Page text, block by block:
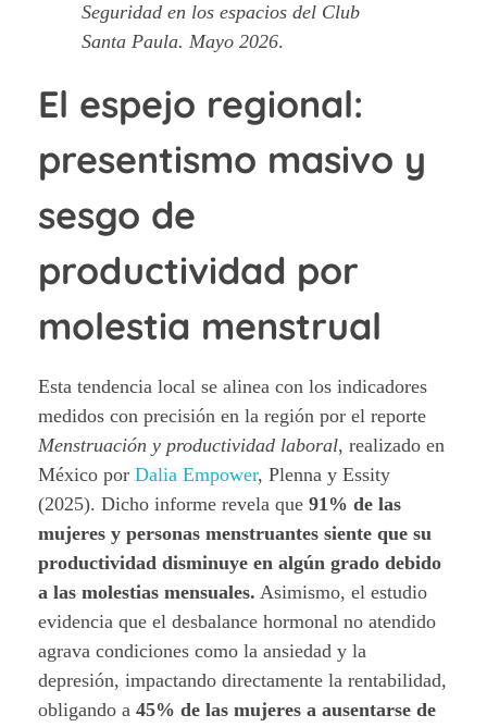
Seguridad en los espacios del Club
Santa Paula. Mayo 2026.
El espejo regional:
presentismo masivo y
sesgo de
productividad por
molestia menstrual
Esta tendencia local se alinea con los indicadores
medidos con precisión en la región por el reporte
Menstruación y productividad laboral, realizado en
México por Dalia Empower, Plenna y Essity
(2025). Dicho informe revela que 91% de las
mujeres y personas menstruantes siente que su
productividad disminuye en algún grado debido
a las molestias mensuales. Asimismo, el estudio
evidencia que el desbalance hormonal no atendido
agrava condiciones como la ansiedad y la
depresión, impactando directamente la rentabilidad,
obligando a 45% de las mujeres a ausentarse de